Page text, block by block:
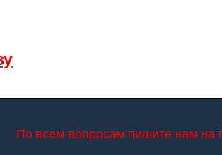
По всем вопросам пишите нам на